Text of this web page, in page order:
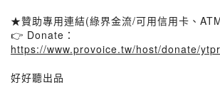
★贊助專用連結(綠界金流/可用信用卡、
👉 Donate：
https://www.provoice.tw/host/donate/
好好聽出品